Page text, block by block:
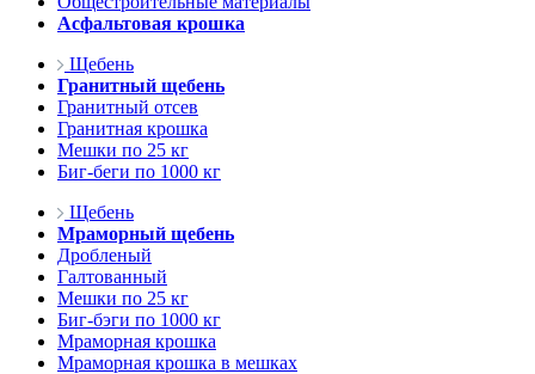
Асфальтовая крошка
Щебень
Гранитный щебень
Гранитный отсев
Гранитная крошка
Мешки по 25 кг
Биг-беги по 1000 кг
Щебень
Мраморный щебень
Дробленый
Галтованный
Мешки по 25 кг
Биг-бэги по 1000 кг
Мраморная крошка
Мраморная крошка в мешках